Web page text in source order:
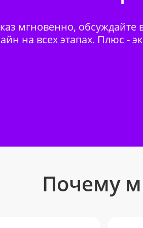
мгновенно, обсуждайте
на всех этапах. Плюс -
Почему